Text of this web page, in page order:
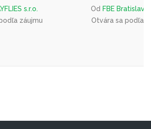
s.r.o.
záujmu
Od FBE Bratislava
Otvára sa podľa